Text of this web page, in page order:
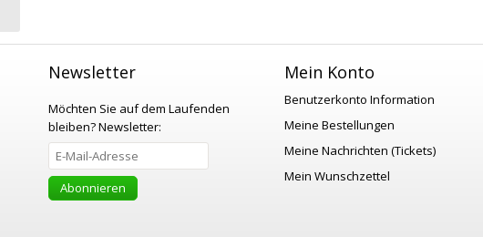
Newsletter
Möchten Sie auf dem Laufenden
bleiben?Newsletter:
Abonnieren
Mein Konto
Benutzerkonto Information
Meine Bestellungen
Meine Nachrichten (Tickets)
Mein Wunschzettel